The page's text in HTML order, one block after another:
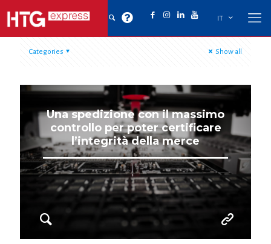
IT
Categories Show all
Una spedizione con il massimo
controllo per poter certificare
l’integrità della merce